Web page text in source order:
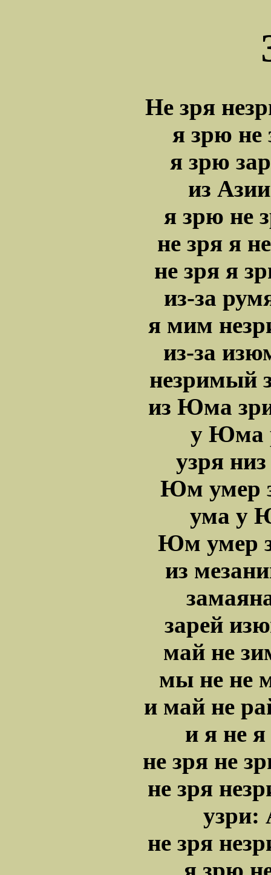
Не зря
я зрю не
я зрю
из
я зрю не
не зря я
не зря я
из-за
я мим
из-за
незримый
из Юма
у Юма
узря
Юм умер
ума у
Юм умер
из
зарей
май не
мы не не
и май не
и я не
не зря не
не зря
не зря